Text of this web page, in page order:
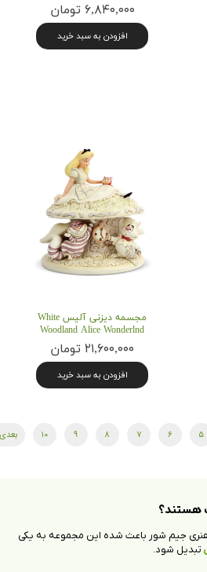
۶,۸۴۰,۰۰۰ تومان
افزودن به سبد خرید
مجسمه دیزنی آلیس White
Woodland Alice Wonderlnd
۲۱,۶۰۰,۰۰۰ تومان
افزودن به سبد خرید
۵ ۶ ۷ ۸ ۹ ۱۰
هستند؟
جیم شور باعث شده این مجموعه به یکی
تبدیل شود.